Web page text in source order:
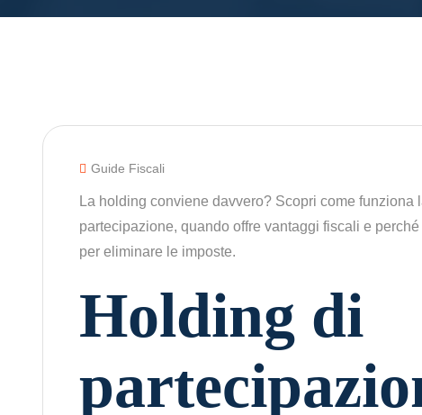
Guide Fiscali
La holding conviene davvero? Scopri come funziona
partecipazione, quando offre vantaggi fiscali e
per eliminare le imposte.
Holding di